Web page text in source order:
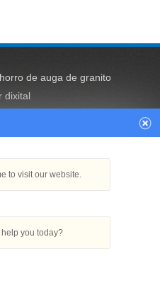
de auga de granito
dixital
con láser
con láser cnc
láser
cadrado
de tubo metálico
to visit our website.
help you today?